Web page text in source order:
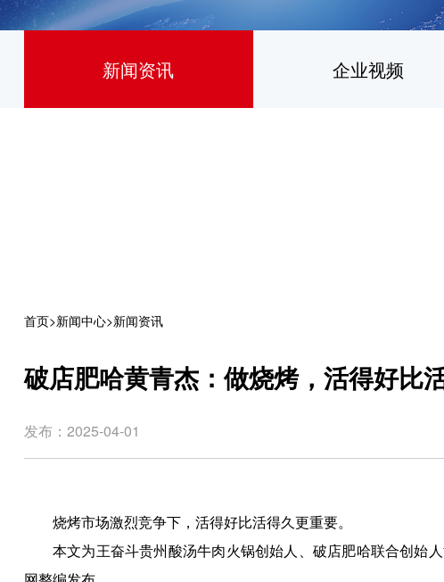
新闻资讯 企业视频
首页>新闻中心>新闻资讯
破店肥哈黄青杰：做烧烤，活得好比
发布：2025-04-01
烧烤市场激烈竞争下，活得好比活得久更重要。
本文为王奋斗贵州酸汤牛肉火锅创始人、破店肥哈联合创始